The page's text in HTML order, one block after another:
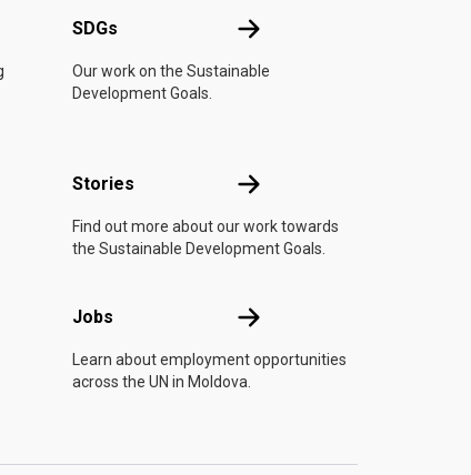
SDGs SDGs
Our work on the Sustainable
Development Goals.
Stories Stories
Find out more about our work towards
the Sustainable Development Goals.
Jobs Jobs
Learn about employment opportunities
across the UN in Moldova.